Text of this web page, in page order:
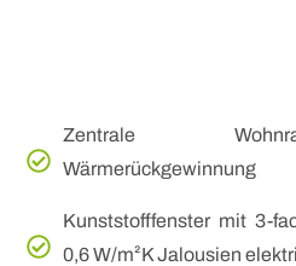
Zentrale
Wärmerückgewinnung
Kunststofffenster mit 3-
0,6 W/m²K Jalousien